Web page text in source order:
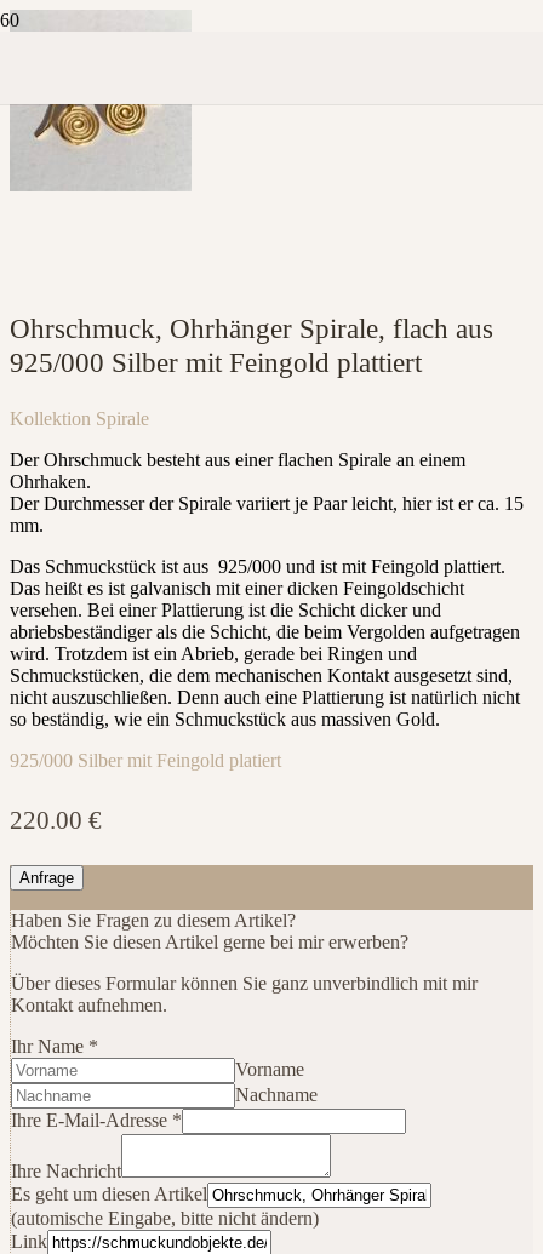
Ohrschmuck, Ohrhänger Spirale, flach aus
925/000 Silber mit Feingold plattiert
Kollektion Spirale
Der Ohrschmuck besteht aus einer flachen Spirale an einem
Ohrhaken.
Der Durchmesser der Spirale variiert je Paar leicht, hier ist er ca. 15
mm.
Das Schmuckstück ist aus 925/000 und ist mit Feingold plattiert.
Das heißt es ist galvanisch mit einer dicken Feingoldschicht
versehen. Bei einer Plattierung ist die Schicht dicker und
abriebsbeständiger als die Schicht, die beim Vergolden aufgetragen
wird. Trotzdem ist ein Abrieb, gerade bei Ringen und
Schmuckstücken, die dem mechanischen Kontakt ausgesetzt sind,
nicht auszuschließen. Denn auch eine Plattierung ist natürlich nicht
so beständig, wie ein Schmuckstück aus massiven Gold.
925/000 Silber mit Feingold platiert
220.00 €
Anfrage
Haben Sie Fragen zu diesem Artikel?
Möchten Sie diesen Artikel gerne bei mir erwerben?
Über dieses Formular können Sie ganz unverbindlich mit mir
Kontakt aufnehmen.
Ihr Name *
Vorname
Nachname
Ihre E-Mail-Adresse *
Ihre Nachricht
Link
Es
Artikel
Es geht um diesen Artikel
(automische Eingabe, bitte nicht ändern)
Link